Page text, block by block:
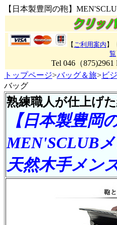
【日本製豊岡の鞄】
【 ご利用案内 】
覧
Tel 046（875)2961
トップページ>バッグ＆旅>ビ
バッグ
熟練職人が仕上げ
【日本製豊岡
MEN'SCLUB
天然木手メン